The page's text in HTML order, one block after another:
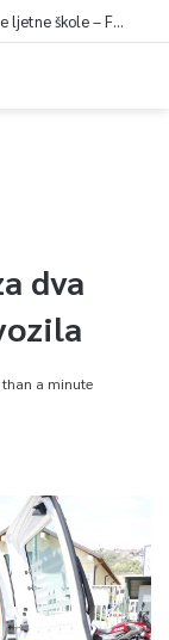
U Sarajevu obilježeno 20 godina Međunarodne ljetne škole – Fokus na izazovima međunarodne pravde
dva
than a minute